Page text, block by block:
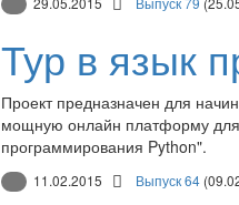
Тур в язык
Проект предназначен для
мощную онлайн платформу для
программирования Python".
11.02.2015 Выпуск 64